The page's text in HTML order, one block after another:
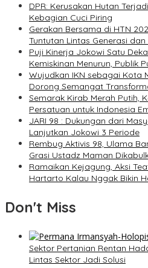
DPR: Kerusakan Hutan
Kebagian Cuci Piring
Gerakan Bersama di HTN
Tuntutan Lintas Generasi dan
Puji Kinerja Jokowi Satu
Kemiskinan Menurun, Publik
Wujudkan IKN sebagai Kota
Dorong Semangat
Semarak Kirab Merah Putih,
Persatuan untuk Indonesia
JARI 98 : Dukungan dari
Lanjutkan Jokowi 3 Periode
Rembug Aktivis 98, Ulama
Grasi Ustadz Maman
Ramaikan Kejagung, Aksi
Hartarto Kalau Nggak Bikin
Don't Miss
Sektor Pertanian Rentan
Lintas Sektor Jadi Solusi